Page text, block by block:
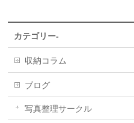
カテゴリー-
収納コラム
ブログ
写真整理サークル